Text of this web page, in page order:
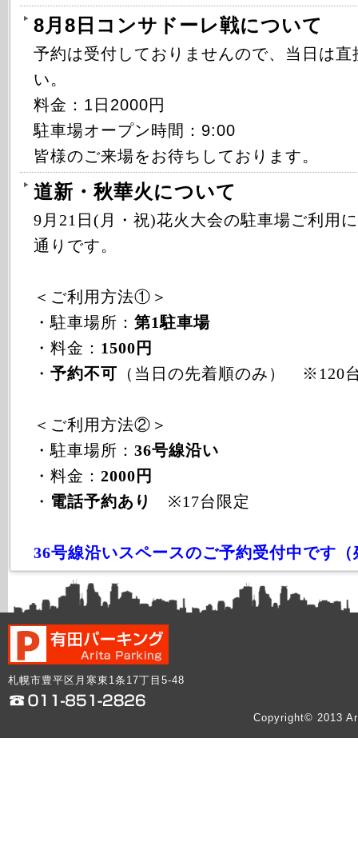
8月8日コンサドーレ戦について
予約は受付しておりませんので、当日は
い。
料金：1日2000円
駐車場オープン時間：9:00
皆様のご来場をお待ちしております。
道新・秋華火について
9月21日(月・祝)花火大会の駐車場ご利用
通りです。
＜ご利用方法①＞
・駐車場所： 第1駐車場
・料金： 1500円
・ 予約不可 （当日の先着順のみ） ※120
＜ご利用方法②＞
・駐車場所： 36号線沿い
・料金： 2000円
・ 電話予約あり ※17台限定
36号線沿いスペースのご予約受付中です
札幌市豊平区月寒東1条17丁目5-48
Copyright© 2013